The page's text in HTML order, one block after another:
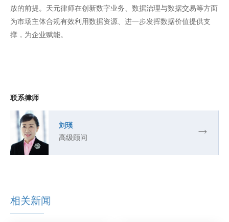
放的前提。天元律师在创新数字业务、数据治理与数据交易等方面
为市场主体合规有效利用数据资源、进一步发挥数据价值提供支
撑，为企业赋能。
联系律师
刘瑛
高级顾问
相关新闻